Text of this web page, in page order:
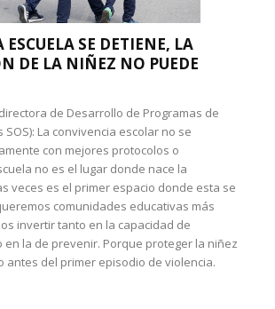
SE DETIENE, LA
DE LA NIÑEZ NO PUEDE
de Desarrollo de Programas de
La convivencia escolar no se
con mejores protocolos o
no es el lugar donde nace la
veces es el primer espacio donde esta se
comunidades educativas más
invertir tanto en la capacidad de
en la de prevenir. Porque proteger la niñez
antes del primer episodio de violencia.